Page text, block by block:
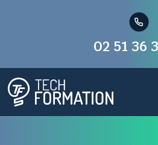
02 51 36